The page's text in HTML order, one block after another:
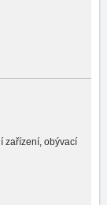
zařízení, obývací